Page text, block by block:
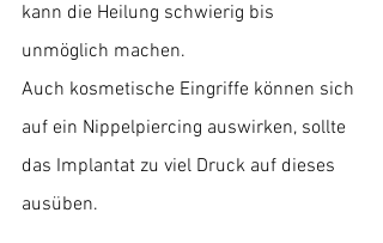
kann die Heilung schwierig bis
unmöglich machen.
Auch kosmetische Eingriffe können sich
auf ein Nippelpiercing auswirken, sollte
das Implantat zu viel Druck auf dieses
ausüben.